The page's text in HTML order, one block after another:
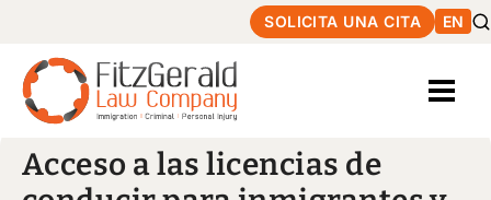
SOLICITA UNA CITA EN
Acceso a las licencias de